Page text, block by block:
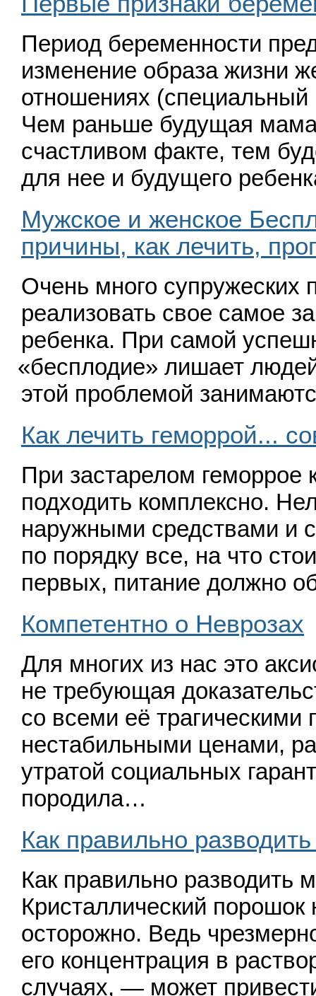
Период беременности
изменение образа жизни
отношениях (
Чем раньше будущая мама
счастливом факте, тем
для нее и будущего
Мужское и женское
причины, как лечить,
Очень много супружеских
реализовать свое самое
ребенка. При самой
«бесплодие» лишает
этой проблемой
Как лечить геморрой...
При застарелом геморрое
подходить комплексно.
наружными средствами и
по порядку все, на что
первых, питание должно
Компетентно о Неврозах
Для многих из нас это
не требующая
со всеми её
нестабильными ценами,
утратой социальных
породила…
Как правильно
Как правильно разводить
Кристаллический порошок
осторожно. Ведь
его концентрация в
случаях, — может